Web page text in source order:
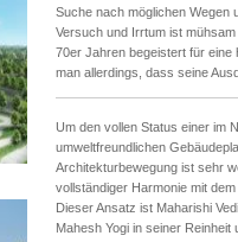
Suche nach möglichen Wegen
Versuch und Irrtum ist
70er Jahren begeistert für eine
man allerdings, dass seine
Um den vollen Status einer im
umweltfreundlichen
Architekturbewegung ist sehr
vollständiger Harmonie mit
Dieser Ansatz ist Maharishi
Mahesh Yogi in seiner